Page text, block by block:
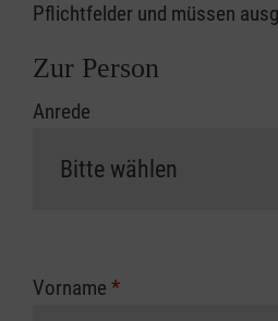
Pflichtfelder und müssen
Zur Person
Anrede
Vorname *